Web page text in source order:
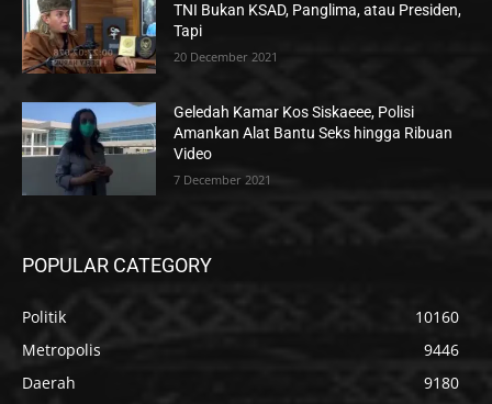
TNI Bukan KSAD, Panglima, atau Presiden,
Tapi
20 December 2021
Geledah Kamar Kos Siskaeee, Polisi
Amankan Alat Bantu Seks hingga Ribuan
Video
7 December 2021
POPULAR CATEGORY
Politik
10160
Metropolis
9446
Daerah
9180